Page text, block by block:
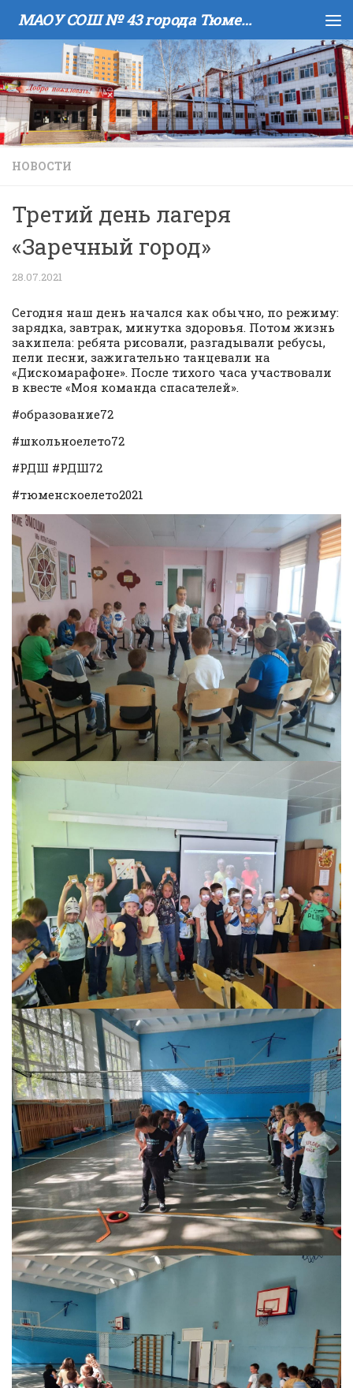
Skip to content МАОУ COШ № 43 города Тюмени имени В.И. Муравленко
НОВОСТИ
Третий день лагеря
«Заречный город»
28.07.2021
Сегодня наш день начался как обычно, по режиму:
зарядка, завтрак, минутка здоровья. Потом жизнь
закипела: ребята рисовали, разгадывали ребусы,
пели песни, зажигательно танцевали на
«Дискомарафоне». После тихого часа участвовали
в квесте «Моя команда спасателей».
#образование72
#школьноелето72
#РДШ #РДШ72
#тюменскоелето2021